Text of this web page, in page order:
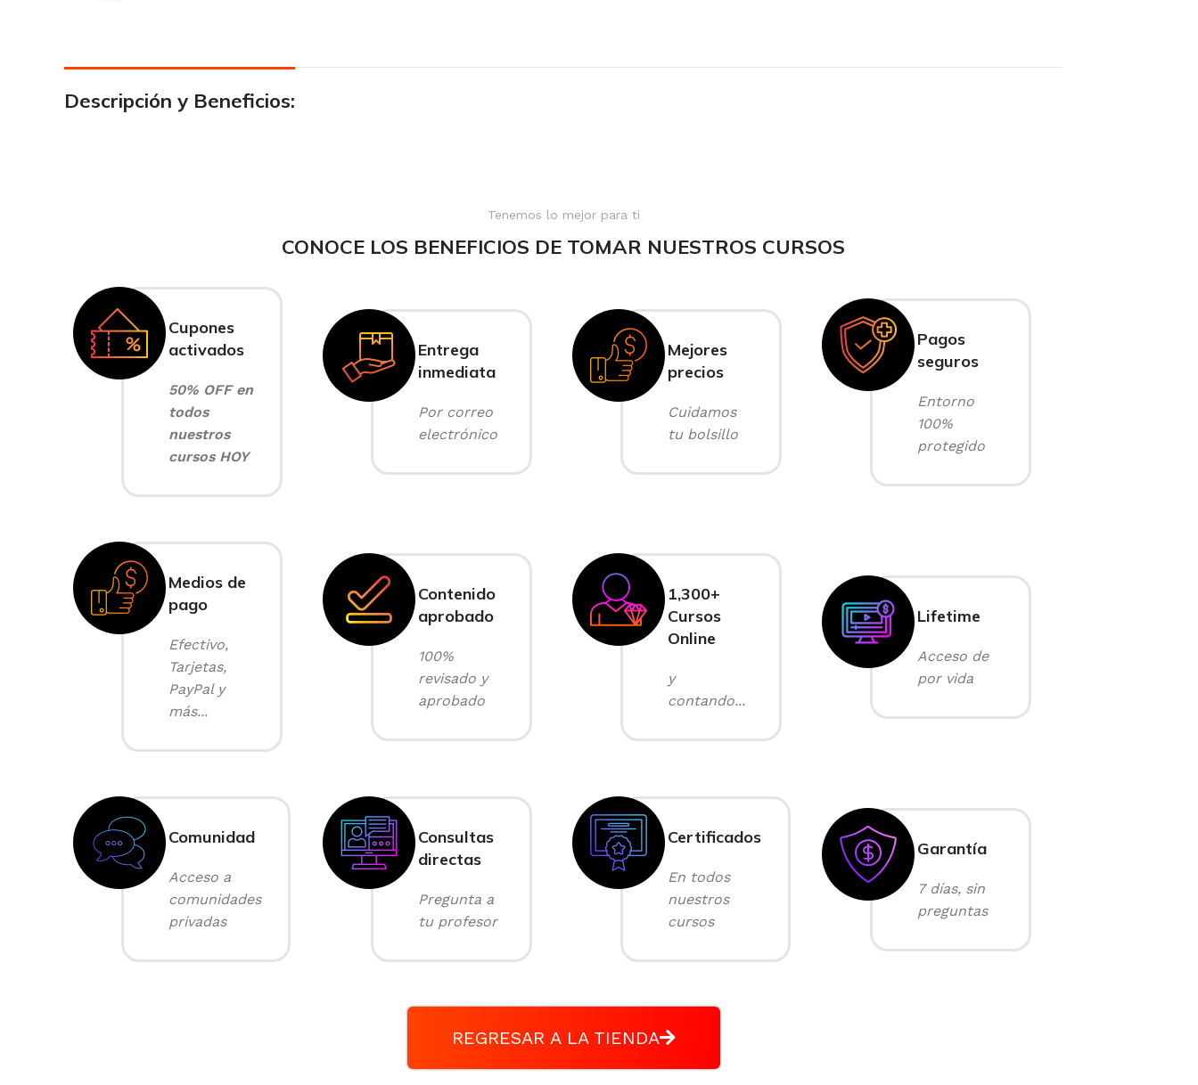
Descripción y Beneficios:
Tenemos lo mejor para ti
CONOCE LOS BENEFICIOS DE TOMAR NUESTROS CURSOS
Cupones
activados
50% OFF en
todos
nuestros
cursos HOY
Entrega
inmediata
Por correo
electrónico
Mejores
precios
Cuidamos
tu bolsillo
Pagos
seguros
Entorno
100%
protegido
Medios de
pago
Efectivo,
Tarjetas,
PayPal y
más...
Contenido
aprobado
100%
revisado y
aprobado
1,300+
Cursos
Online
y
contando...
Lifetime
Acceso de
por vida
Comunidad
Acceso a
comunidades
privadas
Consultas
directas
Pregunta a
tu profesor
Certificados
En todos
nuestros
cursos
Garantía
7 días, sin
preguntas
REGRESAR A LA TIENDA